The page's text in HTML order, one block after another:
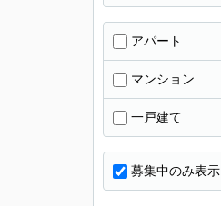
アパート
マンション
一戸建て
募集中のみ表示